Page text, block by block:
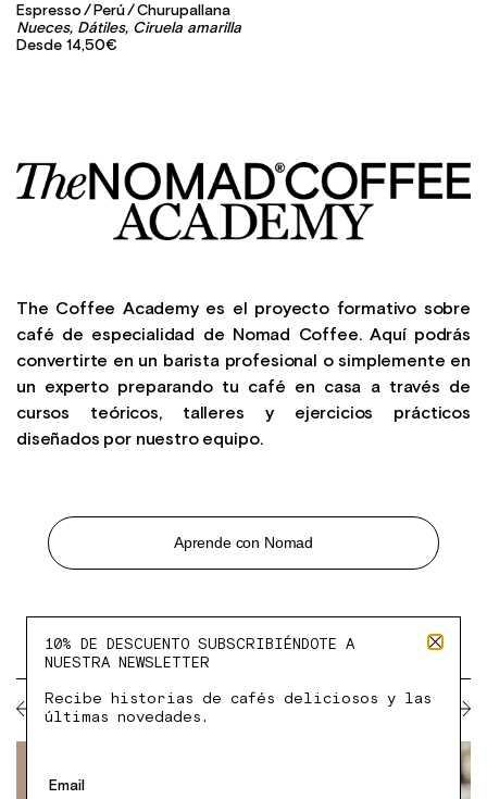
Espresso Perú
Churupallana
Nueces, Dátiles, Ciruela amarilla
Desde 14,50€
The Coffee Academy es el proyecto formativo sobre
café de especialidad de Nomad Coffee. Aquí podrás
convertirte en un barista profesional o simplemente en
un experto preparando tu café en casa a través de
cursos teóricos, talleres y ejercicios prácticos
diseñados por nuestro equipo.
Aprende con Nomad
PRÓXIMOS CURSOS TCA
10% DE DESCUENTO SUBSCRIBIÉNDOTE A
NUESTRA NEWSLETTER
Recibe historias de cafés deliciosos y las
últimas novedades.
Email